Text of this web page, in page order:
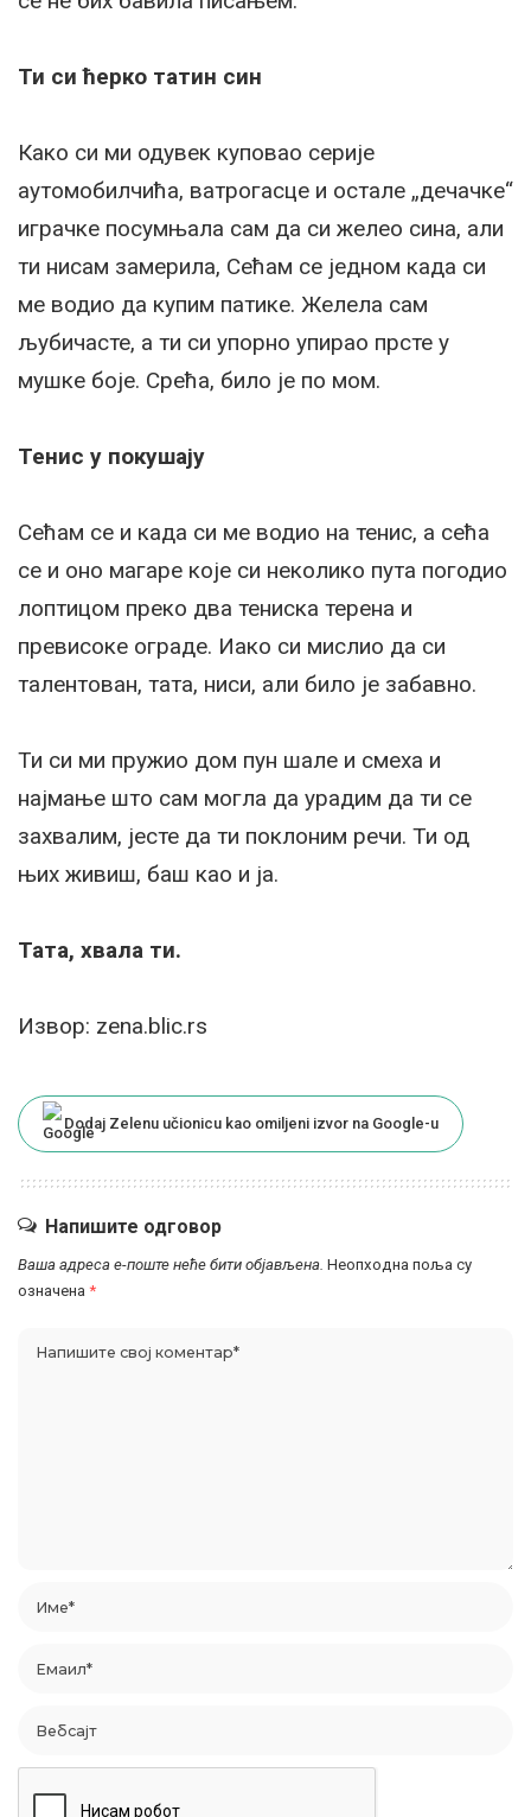
Ти си ћерко татин син
Како си ми одувек куповао серије
аутомобилчића, ватрогасце и остале „дечачке“
играчке посумњала сам да си желео сина, али
ти нисам замерила, Сећам се једном када си
ме водио да купим патике. Желела сам
љубичасте, а ти си упорно упирао прсте у
мушке боје. Срећа, било је по мом.
Тенис у покушају
Сећам се и када си ме водио на тенис, а сећа
се и оно магаре које си неколико пута погодио
лоптицом преко два тениска терена и
превисоке ограде. Иако си мислио да си
талентован, тата, ниси, али било је забавно.
Ти си ми пружио дом пун шале и смеха и
најмање што сам могла да урадим да ти се
захвалим, јесте да ти поклоним речи. Ти од
њих живиш, баш као и ја.
Тата, хвала ти.
Извор: zena.blic.rs
Dodaj Zelenu učionicu kao omiljeni izvor na Google-u
Напишите одговор
Ваша адреса е-поште неће бити објављена. Неопходна поља су
означена *